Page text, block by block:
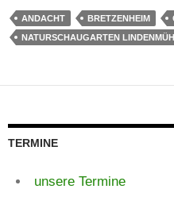
ANDACHT BRETZENHEIM
NATURSCHAUGARTEN
TERMINE
unsere Termine